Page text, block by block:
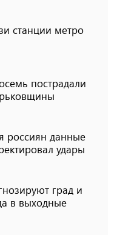
станции метро
пострадали
россиян данные
удары
град и
в выходные